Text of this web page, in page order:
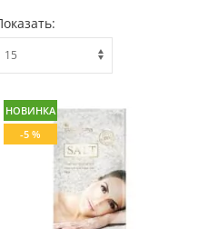
НОВИНКА
-5 %